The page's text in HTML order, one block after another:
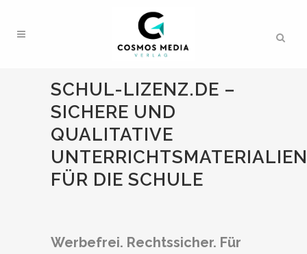
SCHUL-LIZENZ.DE –
SICHERE UND
QUALITATIVE
UNTERRICHTSMATERIALIEN
FÜR DIE SCHULE
Werbefrei. Rechtssicher. Für